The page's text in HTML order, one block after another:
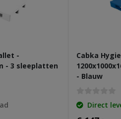
-
- 3 sleeplatten
Cabka
- Blauw
Direct